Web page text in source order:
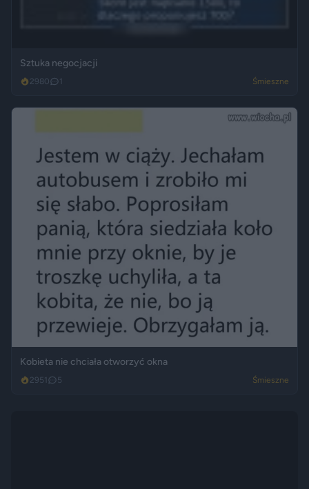
Sztuka negocjacji
2980 1 Śmieszne
Kobieta nie chciała otworzyć okna
2951 5 Śmieszne